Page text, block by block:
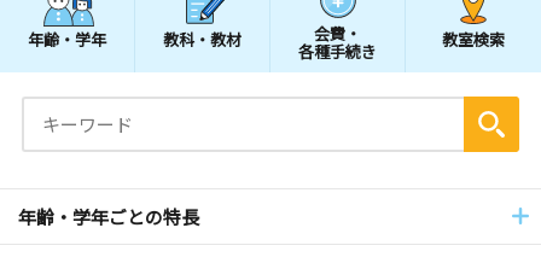
年齢・学年 教科・教材 会費・
各種手続き
教室検索
年齢・学年ごとの特長